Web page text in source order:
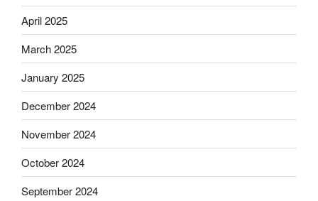
April 2025
March 2025
January 2025
December 2024
November 2024
October 2024
September 2024